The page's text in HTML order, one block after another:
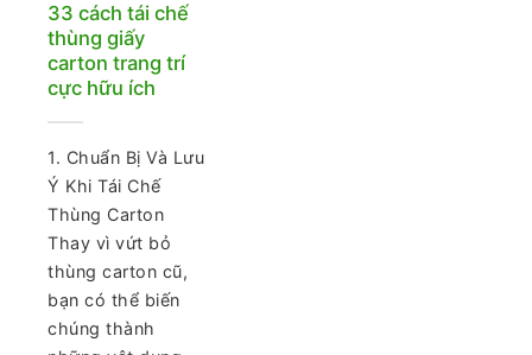
33 cách tái chế
thùng giấy
carton trang trí
cực hữu ích
1. Chuẩn Bị Và Lưu
Ý Khi Tái Chế
Thùng Carton
Thay vì vứt bỏ
thùng carton cũ,
bạn có thể biến
chúng thành